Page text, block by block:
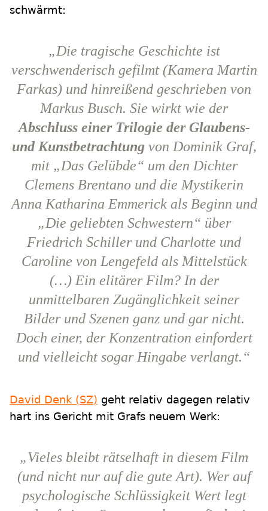
schwärmt:
„Die tragische Geschichte ist
verschwenderisch gefilmt (Kamera Martin
Farkas) und hinreißend geschrieben von
Markus Busch. Sie wirkt wie der
Abschluss einer Trilogie der Glaubens-
und Kunstbetrachtungvon Dominik Graf,
mit „Das Gelübde“ um den Dichter
Clemens Brentano und die Mystikerin
Anna Katharina Emmerick als Beginn und
„Die geliebten Schwestern“ über
Friedrich Schiller und Charlotte und
Caroline von Lengefeld als Mittelstück
(…) Ein elitärer Film? In der
unmittelbaren Zugänglichkeit seiner
Bilder und Szenen ganz und gar nicht.
Doch einer, der Konzentration einfordert
und vielleicht sogar Hingabe verlangt.“
David Denk (SZ) geht relativ dagegen relativ
hart ins Gericht mit Grafs neuem Werk:
„Vieles bleibt rätselhaft in diesem Film
(und nicht nur auf die gute Art). Wer auf
psychologische Schlüssigkeit Wert legt